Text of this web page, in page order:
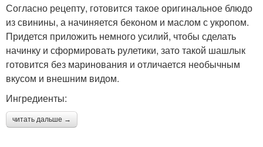
Согласно рецепту, готовится такое оригинальное блюдо
из свинины, а начиняется беконом и маслом с укропом.
Придется приложить немного усилий, чтобы сделать
начинку и сформировать рулетики, зато такой шашлык
готовится без маринования и отличается необычным
вкусом и внешним видом.
Ингредиенты:
читать дальше →